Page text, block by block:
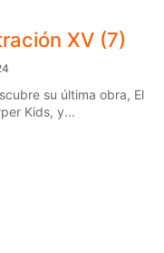
XV (7)
su última obra, El
Kids, y...